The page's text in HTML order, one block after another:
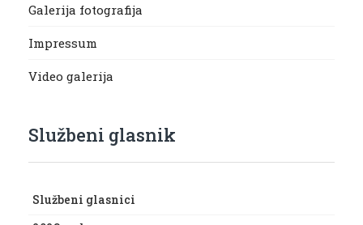
Galerija fotografija
Impressum
Video galerija
Službeni glasnik
Službeni glasnici